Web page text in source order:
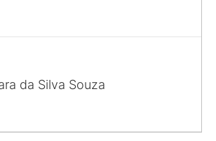
da Silva Souza